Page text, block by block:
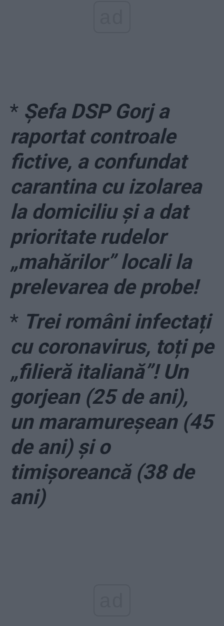
* Șefa DSP Gorj a
raportat controale
fictive, a confundat
carantina cu izolarea
la domiciliu și a dat
prioritate rudelor
„mahărilor” locali la
prelevarea de probe!
* Trei români infectați
cu coronavirus, toți pe
„filieră italiană”! Un
gorjean (25 de ani),
un maramureșean (45
de ani) și o
timișoreancă (38 de
ani)